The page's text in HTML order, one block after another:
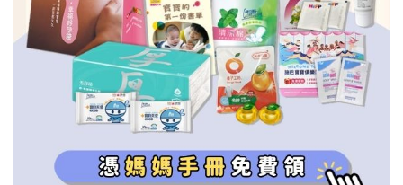
信誼基金會
2022信誼年度報告
附設幼兒園
小袋鼠幼師網